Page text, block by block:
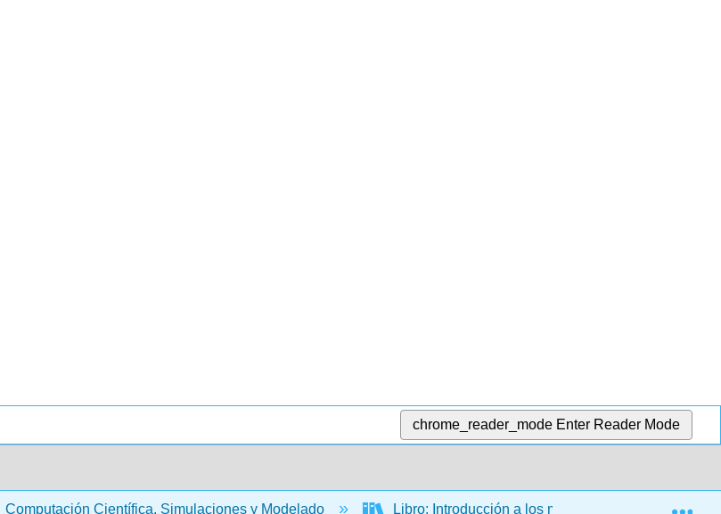
chrome_reader_mode Enter Reader Mode
Computación Científica, Simulaciones y Modelado Libro: Introducción a los métodos de redes